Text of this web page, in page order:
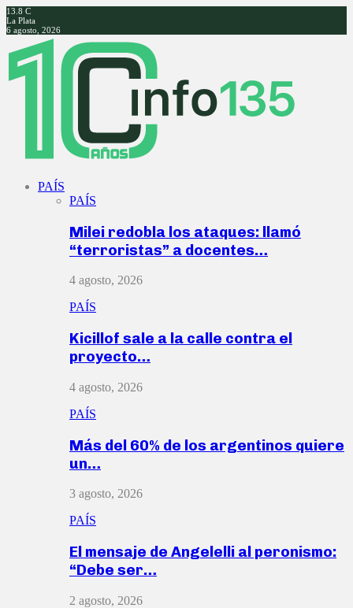
13.8 C
La Plata
6 agosto, 2026
Facebook
Twitter
Instagram
Youtube
PAÍS
PAÍS
Milei redobla los ataques: llamó
“terroristas” a docentes…
4 agosto, 2026
PAÍS
Kicillof sale a la calle contra el
proyecto…
4 agosto, 2026
PAÍS
Más del 60% de los argentinos quiere
un…
3 agosto, 2026
PAÍS
El mensaje de Angelelli al peronismo:
“Debe ser…
2 agosto, 2026